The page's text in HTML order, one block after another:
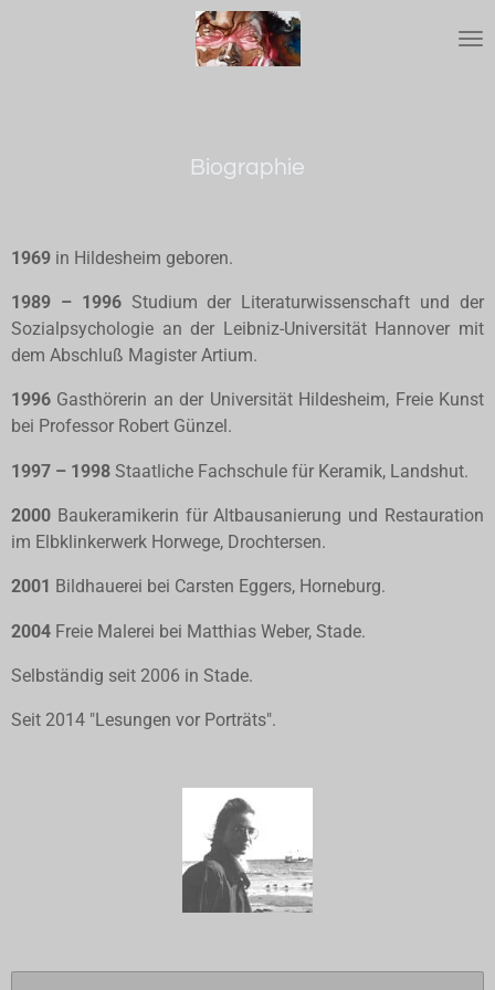
Biographie
1969 in Hildesheim geboren.
1989 – 1996Studium der Literaturwissenschaft und der
Sozialpsychologie an der Leibniz-Universität Hannover mit
dem Abschluß Magister Artium.
1996 Gasthörerin an der Universität Hildesheim, Freie Kunst
bei Professor Robert Günzel.
1997 – 1998 Staatliche Fachschule für Keramik, Landshut.
2000 Baukeramikerin für Altbausanierung und Restauration
im Elbklinkerwerk Horwege, Drochtersen.
2001 Bildhauerei bei Carsten Eggers, Horneburg.
2004 Freie Malerei bei Matthias Weber, Stade.
Selbständig seit 2006 in Stade.
Seit 2014 "Lesungen vor Porträts".